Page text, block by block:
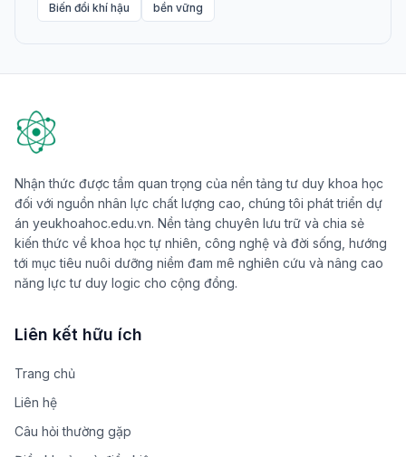
Biến đổi khí hậu
bền vững
Nhận thức được tầm quan trọng của nền tảng tư duy khoa học
đối với nguồn nhân lực chất lượng cao, chúng tôi phát triển dự
án yeukhoahoc.edu.vn. Nền tảng chuyên lưu trữ và chia sẻ
kiến thức về khoa học tự nhiên, công nghệ và đời sống, hướng
tới mục tiêu nuôi dưỡng niềm đam mê nghiên cứu và nâng cao
năng lực tư duy logic cho cộng đồng.
Liên kết hữu ích
Trang chủ
Liên hệ
Câu hỏi thường gặp